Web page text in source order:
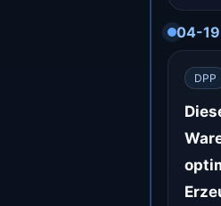
04-19
DPP